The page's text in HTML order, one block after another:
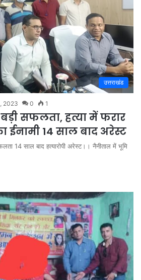
उत्तराखंड
2023 0 1
बड़ी सफलता, हत्या में फरार
ईनामी 14 साल बाद अरेस्ट
14 साल बाद हत्यारोपी अरेस्ट।। नैनीताल में भूमि